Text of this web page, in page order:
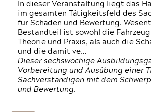
In dieser Veranstaltung liegt das
im gesamten Tätigkeitsfeld des
für Schäden und Bewertung.
Bestandteil ist sowohl die
Theorie und Praxis, als auch die
und die damit ve…
Dieser sechswöchige
Vorbereitung und Ausübung einer
Sachverständigen mit dem
und Bewertung.